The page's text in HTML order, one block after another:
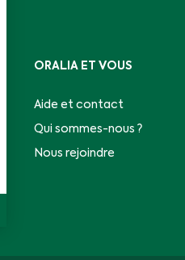
ORALIA ET VOUS
Aide et contact
Qui sommes-nous ?
Nous rejoindre